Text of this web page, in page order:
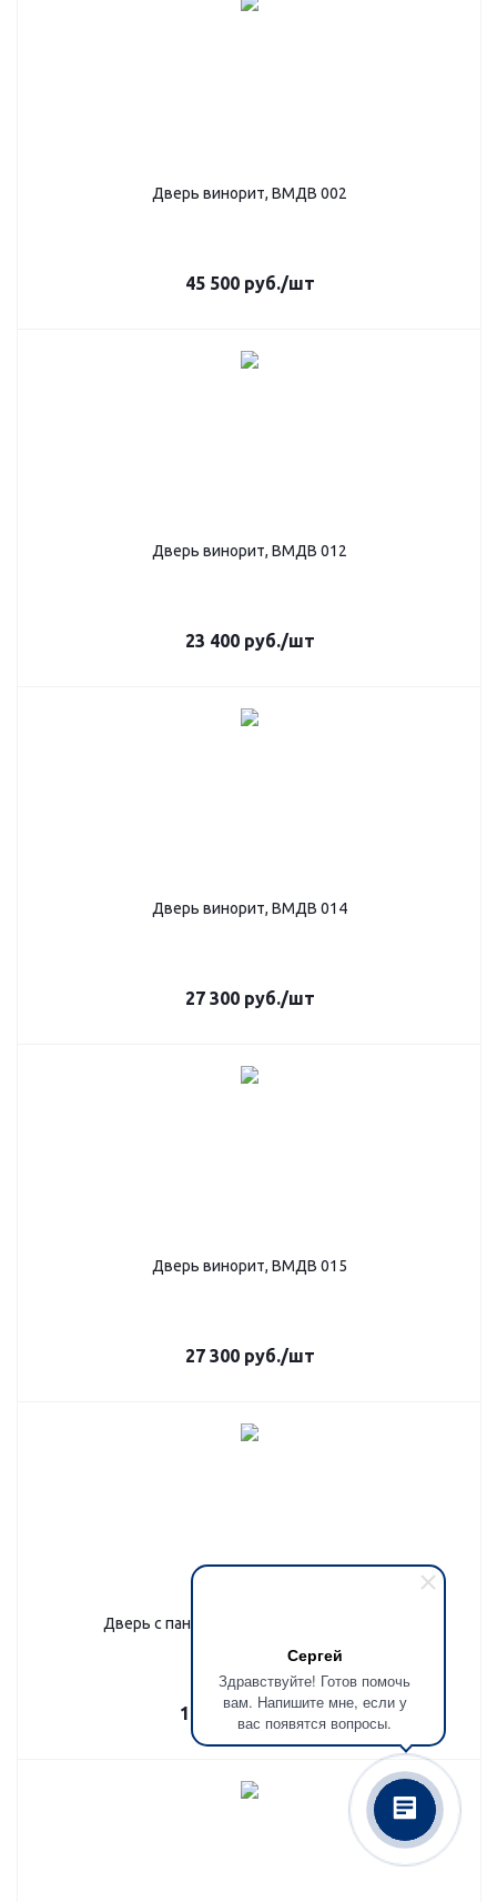
Сергей
Здравствуйте! Готов помочь
вам. Напишите мне, если у
вас появятся вопросы.
Дверь винорит, ВМДВ 002
45 500руб./шт
Дверь винорит, ВМДВ 012
23 400руб./шт
Дверь винорит, ВМДВ 014
27 300руб./шт
Дверь винорит, ВМДВ 015
27 300руб./шт
Дверь с панелями МДФ, МДФ ВФД 043
148 200руб./шт